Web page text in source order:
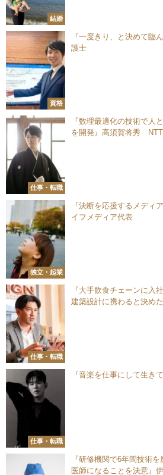
結婚
資格
『一度きり、と決めて
護士
仕事・転職
『数理最適化の技術で人
を開発』高須賀将秀 NTT
独立・起業
『決断を応援するメデ
イフメディア代表
仕事・転職
『大手飲食チェーンに入
建築設計に携わると決め
仕事・転職
『音楽を仕事にして生
『研修機関で6年間技術
医師になることを決意』